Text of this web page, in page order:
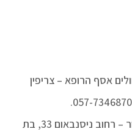
אסף הרופא – צריפין
מרפאת מטיילים – מכון מור – רחוב ניסנבאום 33, בת